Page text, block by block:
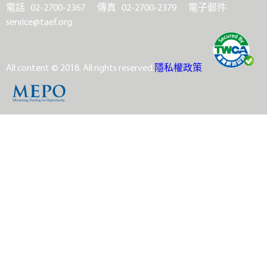
電話 02-2700-2367
傳真 02-2700-2379
電子郵件
service@taef.org
All content © 2018. All rights reserved.隱私權政策